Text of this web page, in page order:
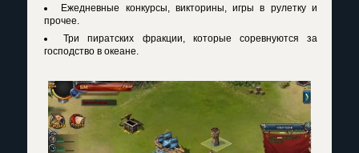
Ежедневные конкурсы, викторины, игры в рулетку и
прочее.
Три пиратских фракции, которые соревнуются за
господство в океане.